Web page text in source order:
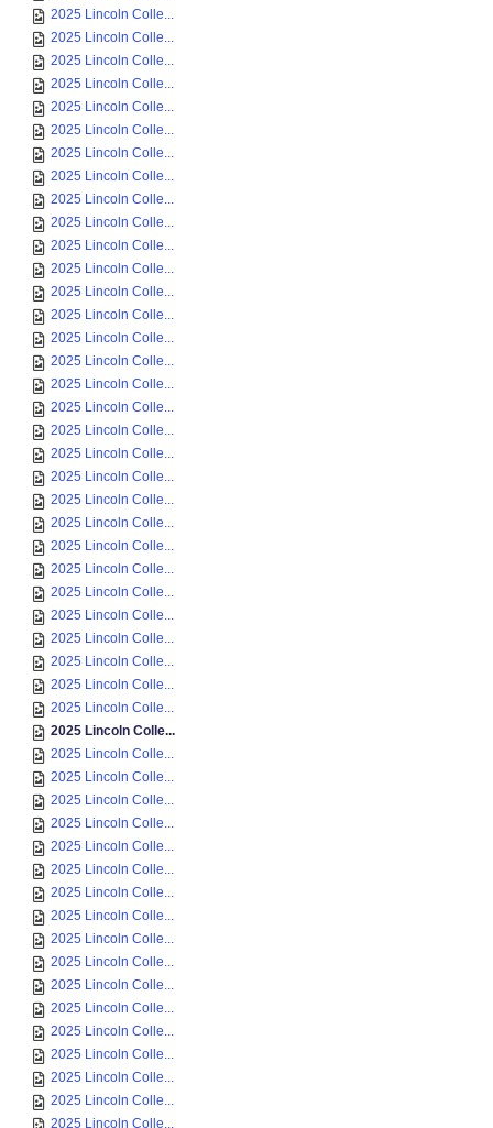
2025 Lincoln Colle...
2025 Lincoln Colle...
2025 Lincoln Colle...
2025 Lincoln Colle...
2025 Lincoln Colle...
2025 Lincoln Colle...
2025 Lincoln Colle...
2025 Lincoln Colle...
2025 Lincoln Colle...
2025 Lincoln Colle...
2025 Lincoln Colle...
2025 Lincoln Colle...
2025 Lincoln Colle...
2025 Lincoln Colle...
2025 Lincoln Colle...
2025 Lincoln Colle...
2025 Lincoln Colle...
2025 Lincoln Colle...
2025 Lincoln Colle...
2025 Lincoln Colle...
2025 Lincoln Colle...
2025 Lincoln Colle...
2025 Lincoln Colle...
2025 Lincoln Colle...
2025 Lincoln Colle...
2025 Lincoln Colle...
2025 Lincoln Colle...
2025 Lincoln Colle...
2025 Lincoln Colle...
2025 Lincoln Colle...
2025 Lincoln Colle...
2025 Lincoln Colle...
2025 Lincoln Colle...
2025 Lincoln Colle...
2025 Lincoln Colle...
2025 Lincoln Colle...
2025 Lincoln Colle...
2025 Lincoln Colle...
2025 Lincoln Colle...
2025 Lincoln Colle...
2025 Lincoln Colle...
2025 Lincoln Colle...
2025 Lincoln Colle...
2025 Lincoln Colle...
2025 Lincoln Colle...
2025 Lincoln Colle...
2025 Lincoln Colle...
2025 Lincoln Colle...
2025 Lincoln Colle...